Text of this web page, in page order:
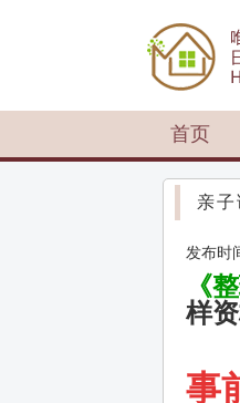
首页
亲
发布时
《
样
事